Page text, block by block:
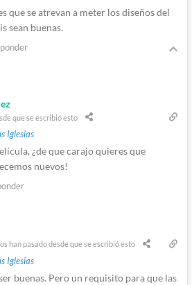
que se atrevan a meter los diseños del
sean buenas.
que se escribió esto
Iglesias
¿de que carajo quieres que
nuevos!
han pasado desde que se escribió esto
Iglesias
buenas. Pero un requisito para que las